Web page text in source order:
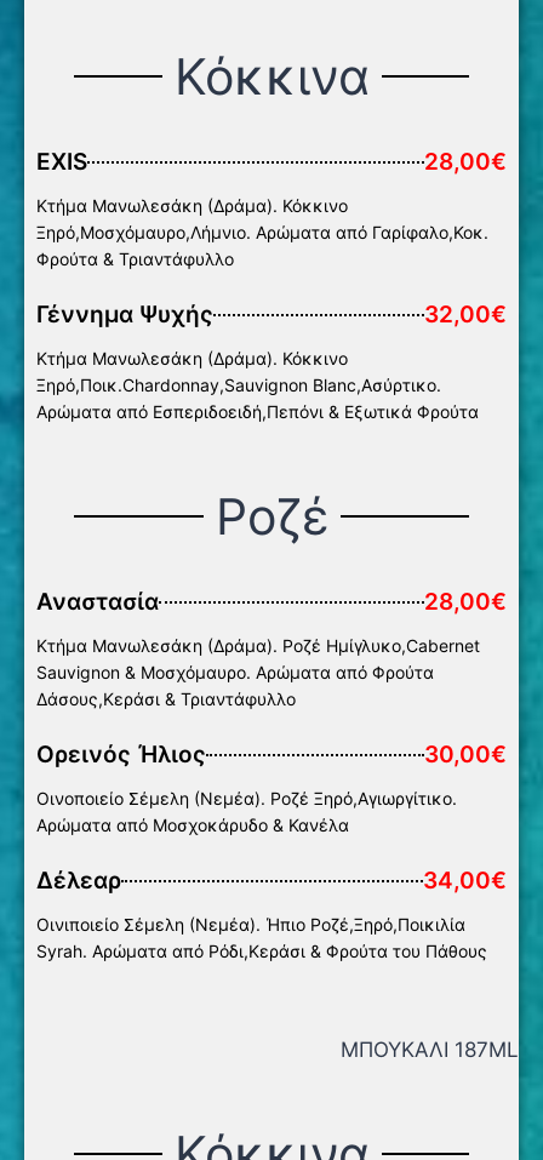
Κόκκινα
ΕXIS 28,00€
Κτήμα Μανωλεσάκη (Δράμα). Κόκκινο
Ξηρό,Μοσχόμαυρο,Λήμνιο. Αρώματα από Γαρίφαλο,Κοκ.
Φρούτα & Τριαντάφυλλο
Γέννημα Ψυχής 32,00€
Κτήμα Μανωλεσάκη (Δράμα). Κόκκινο
Ξηρό,Ποικ.Chardonnay,Sauvignon Blanc,Ασύρτικο.
Aρώματα από Εσπεριδοειδή,Πεπόνι & Εξωτικά Φρούτα
Ροζέ
Αναστασία 28,00€
Κτήμα Μανωλεσάκη (Δράμα). Ροζέ Ημίγλυκο,Cabernet
Sauvignon & Μοσχόμαυρο. Αρώματα από Φρούτα
Δάσους,Κεράσι & Τριαντάφυλλο
Ορεινός Ήλιος 30,00€
Οινοποιείο Σέμελη (Νεμέα). Ροζέ Ξηρό,Αγιωργίτικο.
Αρώματα από Μοσχοκάρυδο & Κανέλα
Δέλεαρ 34,00€
Οινιποιείο Σέμελη (Νεμέα). Ήπιο Ροζέ,Ξηρό,Ποικιλία
Syrah. Aρώματα από Ρόδι,Κεράσι & Φρούτα του Πάθους
ΜΠΟΥΚΑΛΙ 187ML